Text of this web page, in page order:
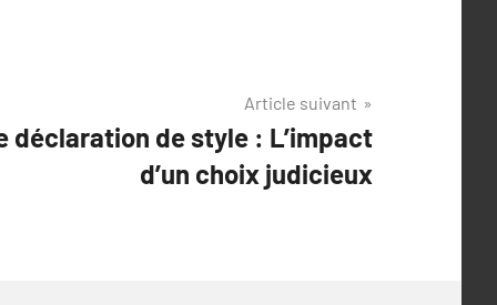
Article suivant
déclaration de style : L’impact
d’un choix judicieux